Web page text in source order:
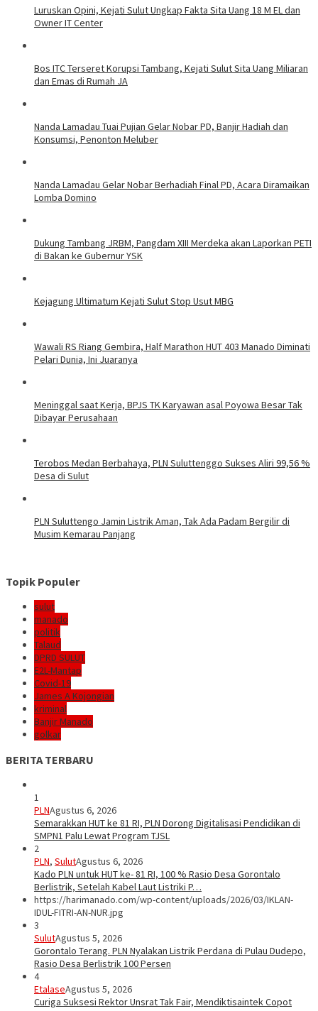
Luruskan Opini, Kejati Sulut Ungkap Fakta Sita Uang 18 M EL dan
Owner IT Center
Bos ITC Terseret Korupsi Tambang, Kejati Sulut Sita Uang Miliaran
dan Emas di Rumah JA
Nanda Lamadau Tuai Pujian Gelar Nobar PD, Banjir Hadiah dan
Konsumsi, Penonton Meluber
Nanda Lamadau Gelar Nobar Berhadiah Final PD, Acara Diramaikan
Lomba Domino
Dukung Tambang JRBM, Pangdam XIII Merdeka akan Laporkan PETI
di Bakan ke Gubernur YSK
Kejagung Ultimatum Kejati Sulut Stop Usut MBG
Wawali RS Riang Gembira, Half Marathon HUT 403 Manado Diminati
Pelari Dunia, Ini Juaranya
Meninggal saat Kerja, BPJS TK Karyawan asal Poyowa Besar Tak
Dibayar Perusahaan
Terobos Medan Berbahaya, PLN Suluttenggo Sukses Aliri 99,56 %
Desa di Sulut
PLN Suluttengo Jamin Listrik Aman, Tak Ada Padam Bergilir di
Musim Kemarau Panjang
Topik Populer
sulut
manado
politik
Talaud
DPRD SULUT
E2L-Mantap
Covid-19
James A Kojongian
kriminal
Banjir Manado
golkar
BERITA TERBARU
1
PLNAgustus 6, 2026
Semarakkan HUT ke 81 RI, PLN Dorong Digitalisasi Pendidikan di
SMPN1 Palu Lewat Program TJSL
2
PLN, SulutAgustus 6, 2026
Kado PLN untuk HUT ke- 81 RI, 100 % Rasio Desa Gorontalo
Berlistrik, Setelah Kabel Laut Listriki P…
https://harimanado.com/wp-content/uploads/2026/03/IKLAN-
IDUL-FITRI-AN-NUR.jpg
3
SulutAgustus 5, 2026
Gorontalo Terang. PLN Nyalakan Listrik Perdana di Pulau Dudepo,
Rasio Desa Berlistrik 100 Persen
4
EtalaseAgustus 5, 2026
Curiga Suksesi Rektor Unsrat Tak Fair, Mendiktisaintek Copot